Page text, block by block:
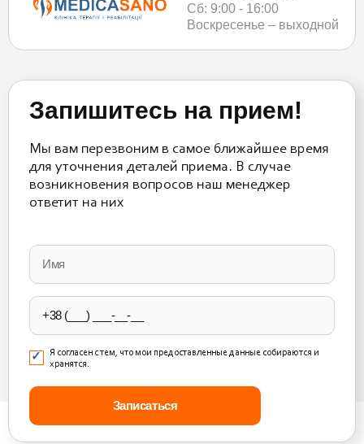
Сб: 9:00 - 16:00
Воскресенье – выходной
Запишитесь на прием!
Мы вам перезвоним в самое ближайшее время
для уточнения деталей приема. В случае
возникновения вопросов наш менеджер
ответит на них
leave
this
field
empty.
Я согласен с тем, что мои предоставленные данные собираются и
хранятся.